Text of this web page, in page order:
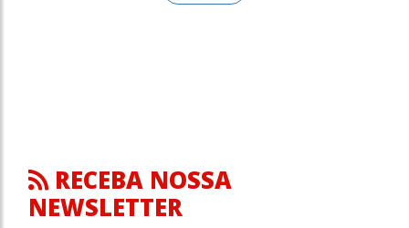
RECEBA NOSSA
NEWSLETTER